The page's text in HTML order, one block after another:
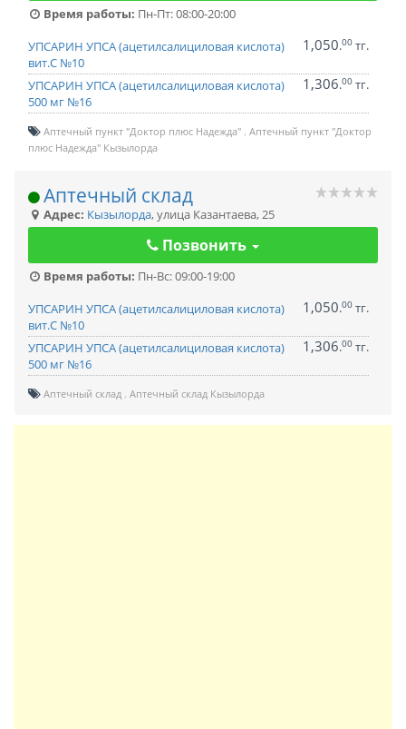
Время работы: Пн-Пт: 08:00-20:00
УПСАРИН УПСА (ацетилсалициловая кислота)
вит.С №10
1,050.00 тг.
УПСАРИН УПСА (ацетилсалициловая кислота)
500 мг №16
1,306.00 тг.
Аптечный пункт "Доктор плюс Надежда" Аптечный пункт "Доктор
плюс Надежда" Кызылорда
Аптечный склад
Адрес: Кызылорда,улица Казантаева, 25
Позвонить
Время работы: Пн-Вс: 09:00-19:00
УПСАРИН УПСА (ацетилсалициловая кислота)
вит.С №10
1,050.00 тг.
УПСАРИН УПСА (ацетилсалициловая кислота)
500 мг №16
1,306.00 тг.
Аптечный склад Аптечный склад Кызылорда